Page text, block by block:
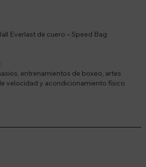
Everlast de cuero – Speed Bag
entrenamientos de boxeo, artes
velocidad y acondicionamiento físico